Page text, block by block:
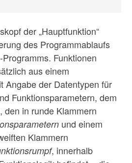
der „Hauptfunktion“
des Programmablaufs
Funktionen
aus einem
Angabe der Datentypen für
Funktionsparametern, dem
, den in runde Klammern
und einem
Klammern
, innerhalb